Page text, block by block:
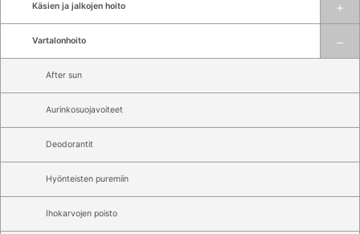
Käsien ja jalkojen hoito
Vartalonhoito
After sun
Aurinkosuojavoiteet
Deodorantit
Hyönteisten puremiin
Ihokarvojen poisto